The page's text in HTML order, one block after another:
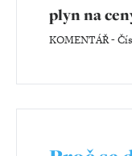
plyn na
KOMENTÁŘ-